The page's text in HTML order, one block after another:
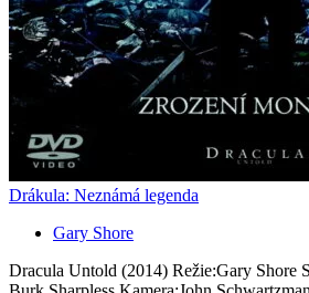
Drákula: Neznámá legenda
Gary Shore
Dracula Untold (2014) Režie:Gary Shore